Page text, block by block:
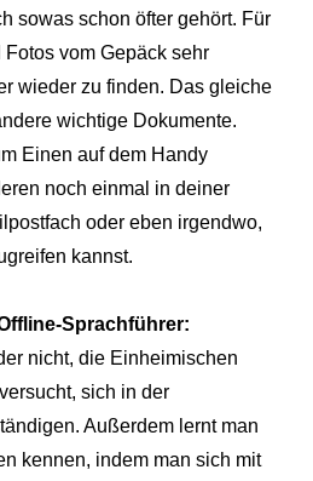
sowas schon öfter gehört. Für
vom Gepäck sehr
wieder zu finden. Das gleiche
wichtige Dokumente.
Einen auf dem Handy
noch einmal in deiner
oder eben irgendwo,
kannst.
Sprachführer:
nicht, die Einheimischen
sich in der
Außerdem lernt man
kennen, indem man sich mit